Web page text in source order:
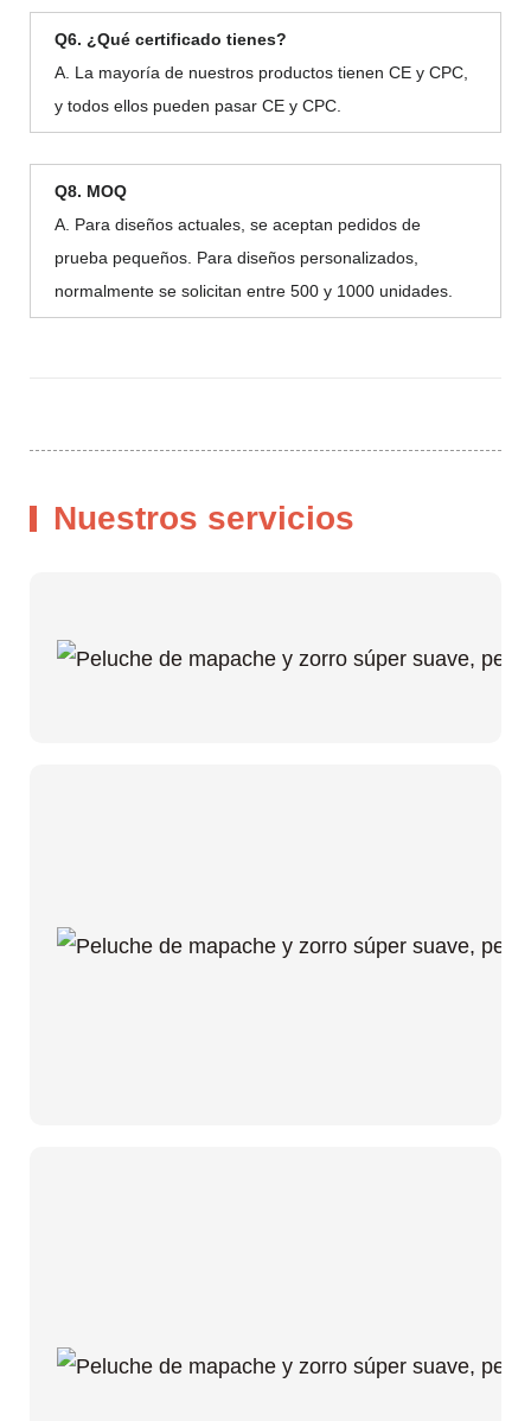
Q6. ¿Qué certificado tienes?
A. La mayoría de nuestros productos tienen CE y CPC,
y todos ellos pueden pasar CE y CPC.
Q8. MOQ
A. Para diseños actuales, se aceptan pedidos de
prueba pequeños. Para diseños personalizados,
normalmente se solicitan entre 500 y 1000 unidades.
Nuestros servicios